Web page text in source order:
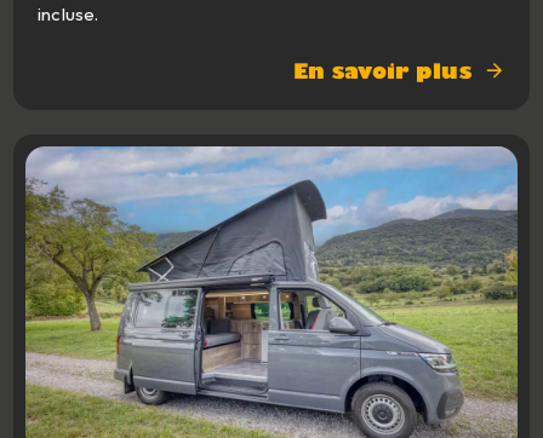
incluse.
En savoir plus